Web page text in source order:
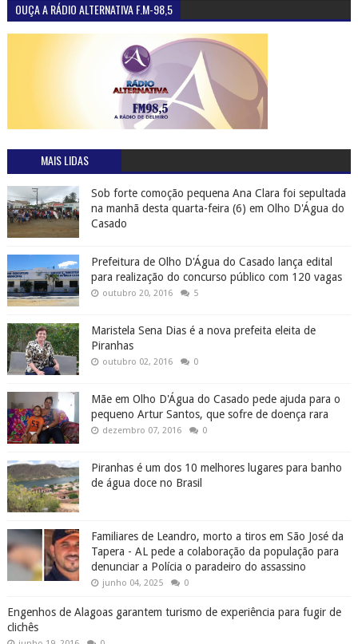
OUÇA A RÁDIO ALTERNATIVA F.M-98,5
MAIS LIDAS
Sob forte comoção pequena Ana Clara foi sepultada
na manhã desta quarta-feira (6) em Olho D'Água do
Casado
Prefeitura de Olho D'Água do Casado lança edital
para realização do concurso público com 120 vagas
outubro 20, 2016 5
Maristela Sena Dias é a nova prefeita eleita de
Piranhas
outubro 02, 2016 0
Mãe em Olho D'Água do Casado pede ajuda para o
pequeno Artur Santos, que sofre de doença rara
dezembro 07, 2016 0
Piranhas é um dos 10 melhores lugares para banho
de água doce no Brasil
Familiares de Leandro, morto a tiros em São José da
Tapera - AL pede a colaboração da população para
denunciar a Polícia o paradeiro do assassino
junho 04, 2025 0
Engenhos de Alagoas garantem turismo de experiência para fugir de
clichês